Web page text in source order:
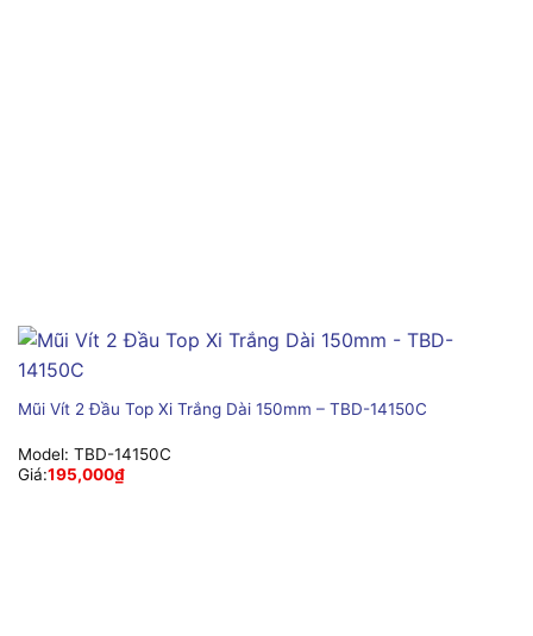
Mũi Vít 2 Đầu Top Xi Trắng Dài 150mm – TBD-14150C
Model: TBD-14150C
Giá:195,000₫